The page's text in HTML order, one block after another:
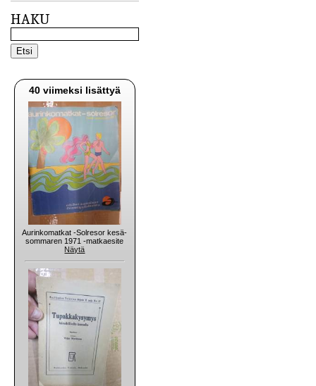
HAKU
40 viimeksi lisättyä
Aurinkomatkat -Solresor kesä-
sommaren 1971 -matkaesite
Näytä